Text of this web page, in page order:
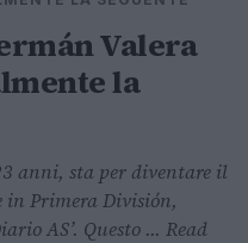
Valera
la
anni, sta per diventare il
in Primera División,
AS’. Questo ... Read